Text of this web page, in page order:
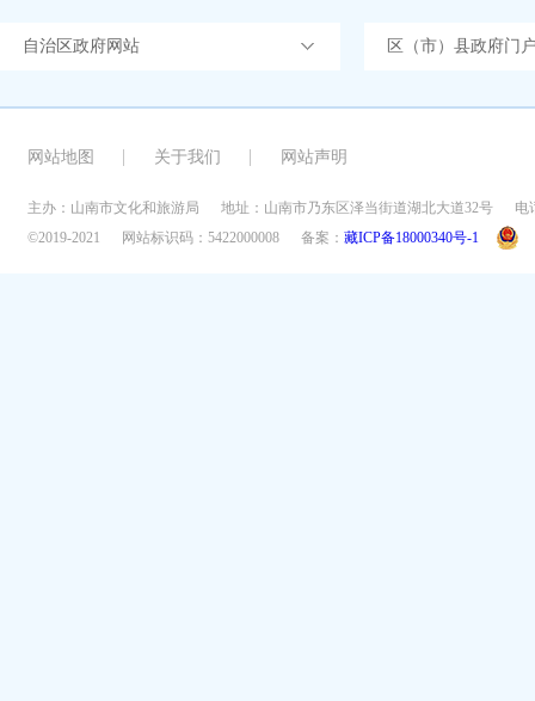
自治区政府网站 区（市）县政府门
网站地图 关于我们 网站声明
主办：山南市文化和旅游局 地址：山南市乃东区泽当街道湖北大道32号
电
©2019-2021
网站标识码：5422000008 备案： 藏ICP备18000340号-1